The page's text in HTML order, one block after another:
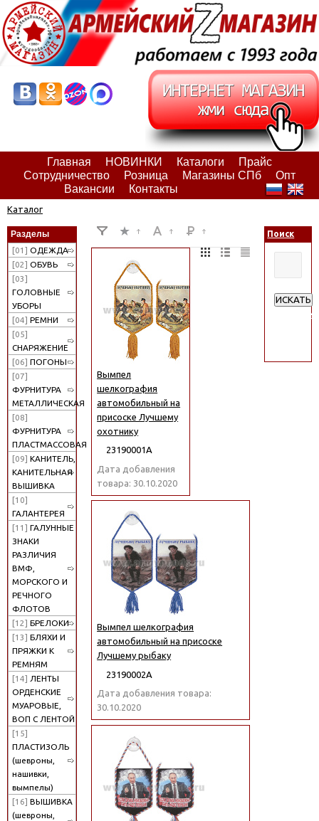
Главная НОВИНКИ Каталоги
Прайс
Сотрудничество
Розница Магазины СПб
Опт
Вакансии
Контакты
Каталог
Разделы
[01] ОДЕЖДА
[02] ОБУВЬ
[03]
ГОЛОВНЫЕ
УБОРЫ
[04] РЕМНИ
[05]
СНАРЯЖЕНИЕ
[06] ПОГОНЫ
[07]
ФУРНИТУРА
МЕТАЛЛИЧЕСКАЯ
[08]
ФУРНИТУРА
ПЛАСТМАССОВАЯ
[09] КАНИТЕЛЬ,
КАНИТЕЛЬНАЯ
ВЫШИВКА
[10]
ГАЛАНТЕРЕЯ
[11] ГАЛУННЫЕ
ЗНАКИ
РАЗЛИЧИЯ
ВМФ,
МОРСКОГО И
РЕЧНОГО
ФЛОТОВ
[12] БРЕЛОКИ
[13] БЛЯХИ И
ПРЯЖКИ К
РЕМНЯМ
[14] ЛЕНТЫ
ОРДЕНСКИЕ
МУАРОВЫЕ,
ВОП С ЛЕНТОЙ
[15]
ПЛАСТИЗОЛЬ
(шевроны,
нашивки,
вымпелы)
[16] ВЫШИВКА
(шевроны,
Вымпел
шелкография
автомобильный на
присоске Лучшему
охотнику
23190001А
Дата добавления
товара: 30.10.2020
Вымпел шелкография
автомобильный на присоске
Лучшему рыбаку
23190002А
Дата добавления товара:
30.10.2020
Поиск
ИСКАТЬ